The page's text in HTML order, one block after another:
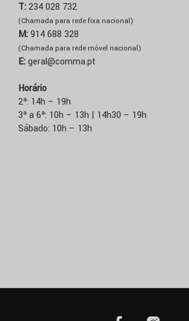
T:234 028 732
(Chamada para rede fixa nacional)
M:914 688 328
(Chamada para rede móvel nacional)
E:geral@comma.pt
Horário
2ª: 14h – 19h
3ª a 6ª: 10h – 13h | 14h30 – 19h
Sábado: 10h – 13h